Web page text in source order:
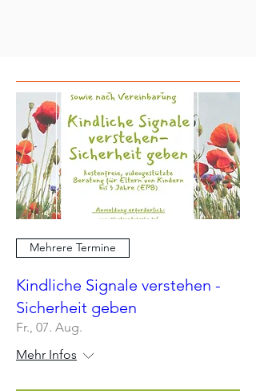
Mehrere Termine
Kindliche Signale verstehen -
Sicherheit geben
Fr., 07. Aug.
Mehr Infos